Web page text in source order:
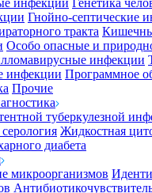
инфекции Генетика
Гнойно-септические
тракта
Особо опасные и
инфекции
инфекции Программное
Прочие
туберкулезной
Жидкостная
диабета
микроорганизмов